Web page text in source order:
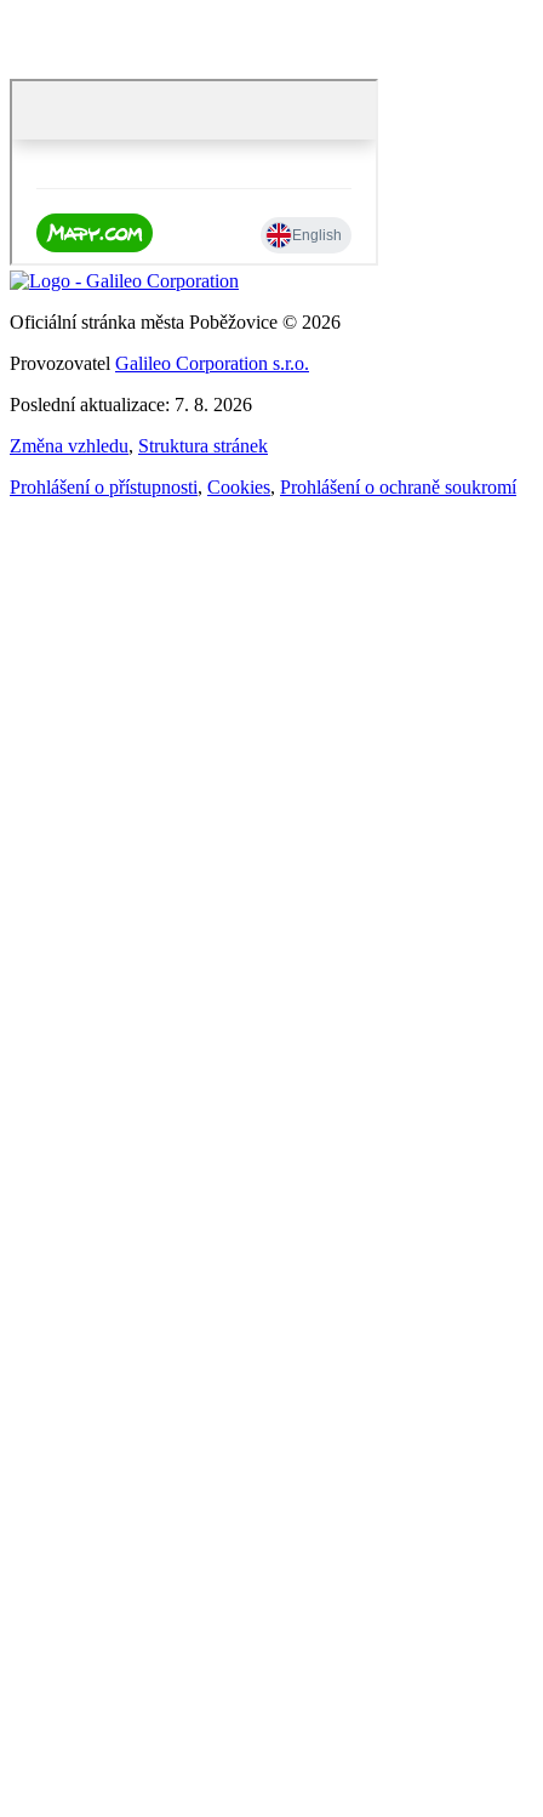
Oficiální stránka města Poběžovice © 2026
Provozovatel Galileo Corporation s.r.o.
Poslední aktualizace: 7. 8. 2026
Změna vzhledu, Struktura stránek
Prohlášení o přístupnosti, Cookies, Prohlášení o ochraně soukromí